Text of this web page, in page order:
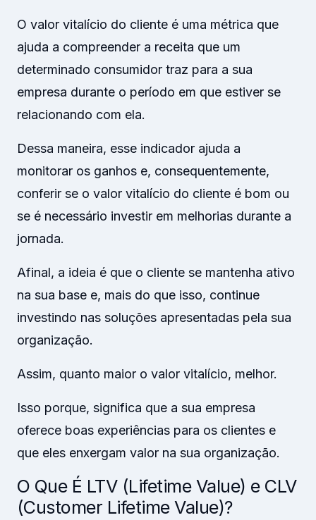
O valor vitalício do cliente é uma métrica que
ajuda a compreender a receita que um
determinado consumidor traz para a sua
empresa durante o período em que estiver se
relacionando com ela.
Dessa maneira, esse indicador ajuda a
monitorar os ganhos e, consequentemente,
conferir se o valor vitalício do cliente é bom ou
se é necessário investir em melhorias durante a
jornada.
Afinal, a ideia é que o cliente se mantenha ativo
na sua base e, mais do que isso, continue
investindo nas soluções apresentadas pela sua
organização.
Assim, quanto maior o valor vitalício, melhor.
Isso porque, significa que a sua empresa
oferece boas experiências para os clientes e
que eles enxergam valor na sua organização.
O Que É LTV (Lifetime Value) e CLV
(Customer Lifetime Value)?